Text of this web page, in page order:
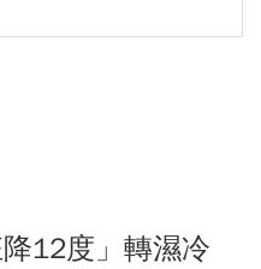
12度」轉濕冷